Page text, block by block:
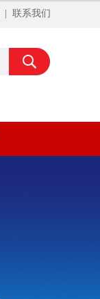
联系我们